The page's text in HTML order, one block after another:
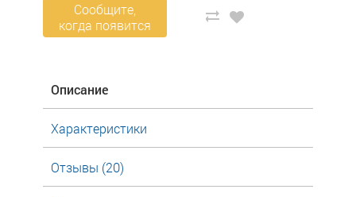
Сообщите,
когда появится
Описание
Характеристики
Отзывы (20)